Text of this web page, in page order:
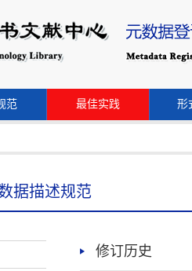
范 最佳实践 形
据描述规范
修订历史